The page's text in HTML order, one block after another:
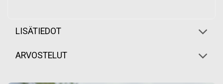
LISÄTIEDOT
ARVOSTELUT